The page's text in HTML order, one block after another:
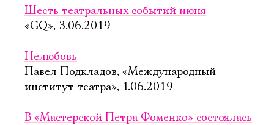
Шесть театральных событий июня
«GQ», 3.06.2019
Нелюбовь
Павел Подкладов, «Международный
институт театра», 1.06.2019
В «Мастерской Петра Фоменко» состоялась